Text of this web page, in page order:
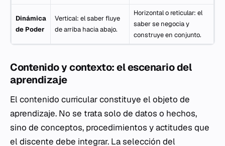
Dinámica
de Poder
Vertical: el saber fluye
de arriba hacia abajo.
Horizontal o reticular: el
saber se negocia y
construye en conjunto.
Contenido y contexto: el escenario del
aprendizaje
El contenido curricular constituye el objeto de
aprendizaje. No se trata solo de datos o hechos,
sino de conceptos, procedimientos y actitudes que
el discente debe integrar. La selección del